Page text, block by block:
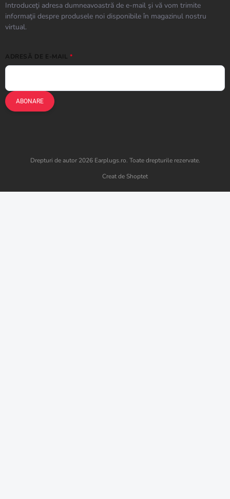
Introduceţi adresa dumneavoastră de e-mail şi vă vom trimite
informaţii despre produsele noi disponibile în magazinul nostru
virtual.
ADRESĂ DE E-MAIL
ABONARE
Creat de Shoptet
Drepturi de autor 2026 Earplugs.ro. Toate drepturile rezervate.